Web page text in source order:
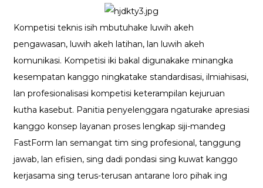
Kompetisi teknis isih mbutuhake luwih akeh
pengawasan, luwih akeh latihan, lan luwih akeh
komunikasi. Kompetisi iki bakal digunakake minangka
kesempatan kanggo ningkatake standardisasi, ilmiahisasi,
lan profesionalisasi kompetisi keterampilan kejuruan
kutha kasebut. Panitia penyelenggara ngaturake apresiasi
kanggo konsep layanan proses lengkap siji-mandeg
FastForm lan semangat tim sing profesional, tanggung
jawab, lan efisien, sing dadi pondasi sing kuwat kanggo
kerjasama sing terus-terusan antarane loro pihak ing